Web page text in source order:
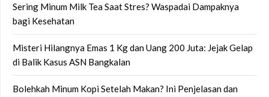
Sering Minum Milk Tea Saat Stres? Waspadai Dampaknya
bagi Kesehatan
Misteri Hilangnya Emas 1 Kg dan Uang 200 Juta: Jejak Gelap
di Balik Kasus ASN Bangkalan
Bolehkah Minum Kopi Setelah Makan? Ini Penjelasan dan